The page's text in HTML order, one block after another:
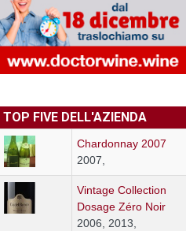
TOP FIVE DELL'AZIENDA
Chardonnay 2007
2007,
Vintage Collection
Dosage Zéro Noir
2006, 2013,